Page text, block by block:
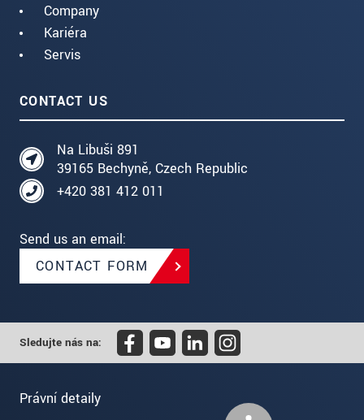
Company
Kariéra
Servis
CONTACT US
Na Libuši 891
39165 Bechyně, Czech Republic
+420 381 412 011
Send us an email:
CONTACT FORM
Sledujte nás na:
Právní detaily